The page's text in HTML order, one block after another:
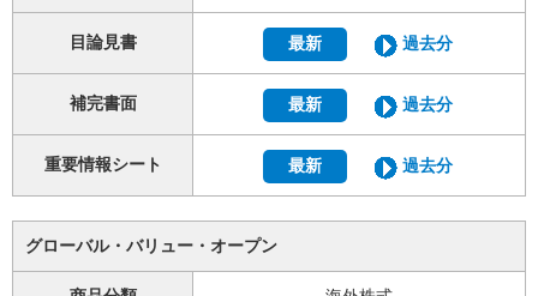
目論見書 最新 過去分
補完書面 最新 過去分
重要情報シート 最新 過去分
グローバル・バリュー・オープン